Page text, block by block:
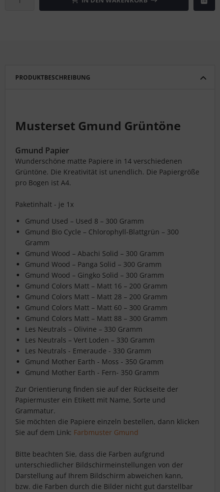
PRODUKTBESCHREIBUNG
Musterset Gmund Grüntöne
Gmund Papier
Wunderschöne matte Papiere in 14 verschiedenen
Grüntöne. Die Kreativität ist unendlich. Die Papiergröße
pro Bogen ist A4.
Paketinhalt - je 1x
Gmund Used – Used 8 – 300 Gramm
Gmund Bio Cycle – Chlorophyll-Blattgrün – 300
Gramm
Gmund Wood – Abachi Solid – 300 Gramm
Gmund Wood – Panga Solid – 300 Gramm
Gmund Wood – Gingko Solid – 300 Gramm
Gmund Colors Matt – Matt 16 – 200 Gramm
Gmund Colors Matt – Matt 28 – 200 Gramm
Gmund Colors Matt – Matt 60 – 300 Gramm
Gmund Colors Matt – Matt 88 – 300 Gramm
Les Neutrals – Olivine – 330 Gramm
Les Neutrals – Vert Loden – 330 Gramm
Les Neutrals - Emeraude - 330 Gramm
Gmund Mother Earth - Moss - 350 Gramm
Gmund Mother Earth - Fern- 350 Gramm
Zur Orientierung finden sie auf der Rückseite der
Papiermuster ein Etikett mit Name, Sorte und
Grammatur.
Sie möchten die Papiere einzeln bestellen, dann klicken
Sie auf dem Link: Farbmuster Gmund
Bitte beachten Sie, dass die Farben aufgrund
unterschiedlicher Bildschirmeinstellungen von der
Darstellung auf Ihrem Bildschirm abweichen kann,
bzw. die Farben durch die Bilder nicht gut darstellbar